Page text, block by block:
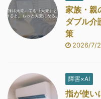
家族・親
ダブル介
策
2026/7/
障害×AI
指が使い